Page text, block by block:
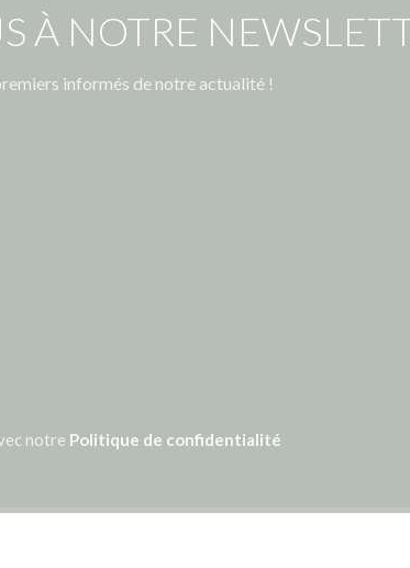
À NOTRE
informés de notre actualité !
notre Politique de confidentialité